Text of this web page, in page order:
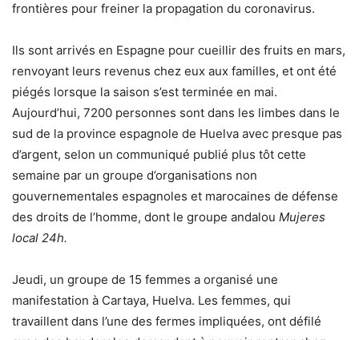
frontières pour freiner la propagation du coronavirus.
Ils sont arrivés en Espagne pour cueillir des fruits en mars,
renvoyant leurs revenus chez eux aux familles, et ont été
piégés lorsque la saison s’est terminée en mai.
Aujourd’hui, 7200 personnes sont dans les limbes dans le
sud de la province espagnole de Huelva avec presque pas
d’argent, selon un communiqué publié plus tôt cette
semaine par un groupe d’organisations non
gouvernementales espagnoles et marocaines de défense
des droits de l’homme, dont le groupe andalou Mujeres
local 24h.
Jeudi, un groupe de 15 femmes a organisé une
manifestation à Cartaya, Huelva. Les femmes, qui
travaillent dans l’une des fermes impliquées, ont défilé